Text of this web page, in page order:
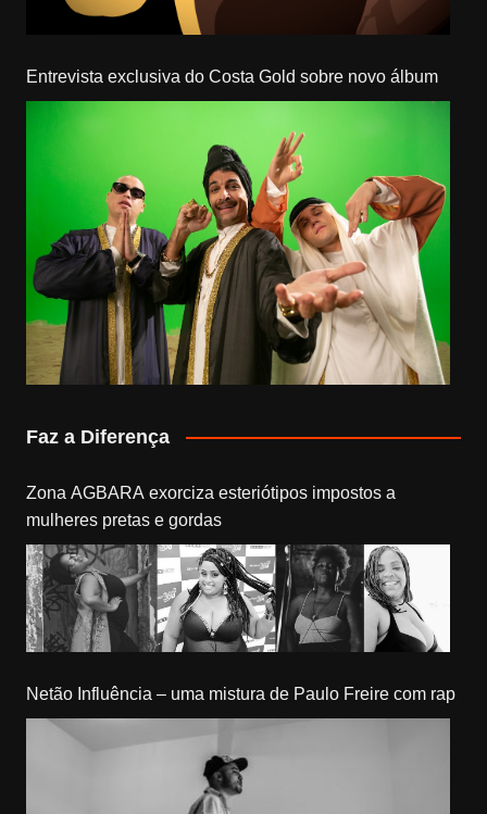
Entrevista exclusiva do Costa Gold sobre novo álbum
Faz a Diferença
Zona AGBARA exorciza esteriótipos impostos a
mulheres pretas e gordas
Netão Influência – uma mistura de Paulo Freire com rap